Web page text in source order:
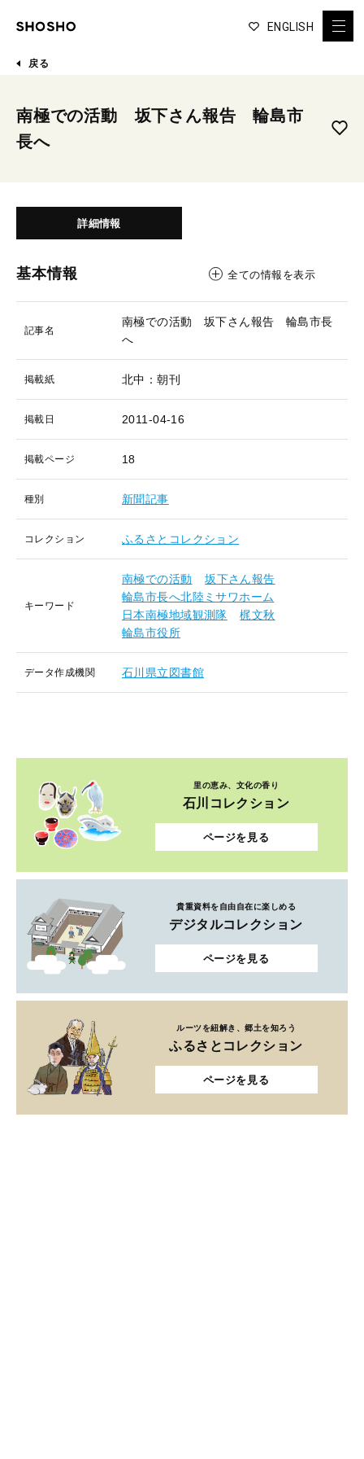
ENGLISH
戻る
南極での活動 坂下さん報告 輪島市
長へ
詳細情報
基本情報 全ての情報を表示
記事名
南極での活動 坂下さん報告 輪島市長
へ
掲載紙 北中：朝刊
掲載日 2011-04-16
掲載ページ 18
種別 新聞記事
コレクション ふるさとコレクション
キーワード
南極での活動
坂下さん報告
輪島市長へ北陸ミサワホーム
日本南極地域観測隊
梶文秋
輪島市役所
データ作成機関 石川県立図書館
里の恵み、文化の香り
石川コレクション
ページを見る
貴重資料を自由自在に楽しめる
デジタルコレクション
ページを見る
ルーツを紐解き、郷土を知ろう
ふるさとコレクション
ページを見る